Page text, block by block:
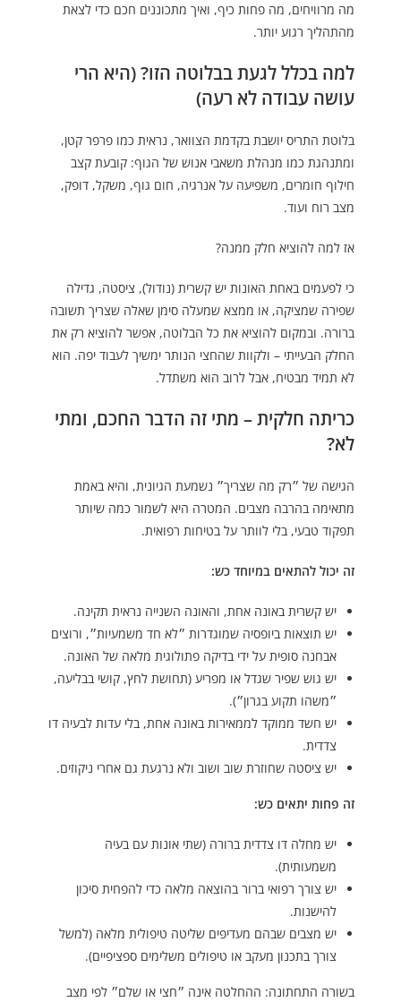
מה מרוויחים, מה פחות כיף, ואיך מתכוננים חכם כדי לצאת
מהתהליך רגוע יותר.
למה בכלל לגעת בבלוטה הזו? (היא הרי
עושה עבודה לא רעה)
בלוטת התריס יושבת בקדמת הצוואר, נראית כמו פרפר קטן,
ומתנהגת כמו מנהלת משאבי אנוש של הגוף: קובעת קצב
חילוף חומרים, משפיעה על אנרגיה, חום גוף, משקל, דופק,
מצב רוח ועוד.
אז למה להוציא חלק ממנה?
כי לפעמים באחת האונות יש קשרית (נודול), ציסטה, גדילה
שפירה שמציקה, או ממצא שמעלה סימן שאלה שצריך תשובה
ברורה. ובמקום להוציא את כל הבלוטה, אפשר להוציא רק את
החלק הבעייתי – ולקוות שהחצי הנותר ימשיך לעבוד יפה. הוא
לא תמיד מבטיח, אבל לרוב הוא משתדל.
כריתה חלקית – מתי זה הדבר החכם, ומתי
לא?
הגישה של ״רק מה שצריך״ נשמעת הגיונית, והיא באמת
מתאימה בהרבה מצבים. המטרה היא לשמור כמה שיותר
תפקוד טבעי, בלי לוותר על בטיחות רפואית.
זה יכול להתאים במיוחד כש:
יש קשרית באונה אחת, והאונה השנייה נראית תקינה.
יש תוצאות ביופסיה שמוגדרות ״לא חד משמעיות״, ורוצים
אבחנה סופית על ידי בדיקה פתולוגית מלאה של האונה.
יש גוש שפיר שגדל או מפריע (תחושת לחץ, קושי בבליעה,
״משהו תקוע בגרון״).
יש חשד ממוקד לממאירות באונה אחת, בלי עדות לבעיה דו
צדדית.
יש ציסטה שחוזרת שוב ושוב ולא נרגעת גם אחרי ניקוזים.
זה פחות יתאים כש:
יש מחלה דו צדדית ברורה (שתי אונות עם בעיה
משמעותית).
יש צורך רפואי ברור בהוצאה מלאה כדי להפחית סיכון
להישנות.
יש מצבים שבהם מעדיפים שליטה טיפולית מלאה (למשל
צורך בתכנון מעקב או טיפולים משלימים ספציפיים).
בשורה התחתונה: ההחלטה אינה ״חצי או שלם״ לפי מצב